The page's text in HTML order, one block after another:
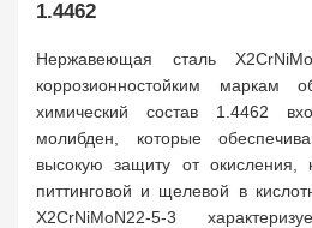
1.4462
Нержавеющая сталь
коррозионностойким маркам
химический состав 1.4462
молибден, которые
высокую защиту от окисления,
питтинговой и щелевой в
X2CrNiMoN22-5-3